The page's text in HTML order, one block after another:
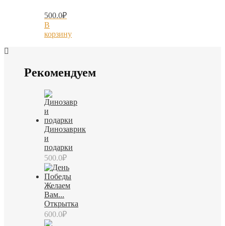
500.0₽
В
корзину
Рекомендуем
Динозаврик
и
подарки
500.0₽
Желаем
Вам...
Открытка
600.0₽